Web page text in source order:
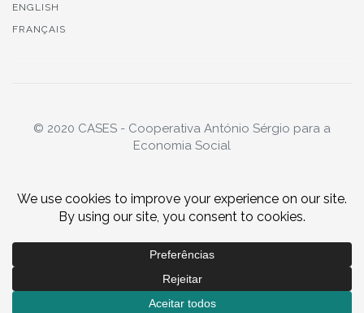
ENGLISH
FRANÇAIS
© 2020 CASES - Cooperativa António Sérgio para a
Economia Social